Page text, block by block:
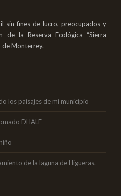
sin fines de lucro, preocupados y
de la Reserva Ecológica “Sierra
de Monterrey.
los paisajes de mi municipio
DHALE
de la laguna de Higueras.